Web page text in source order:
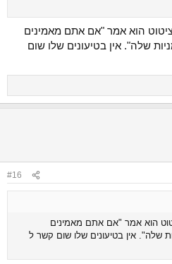
הוא אמר "אם אתם מאמינים
שלה". אין בטיעונים שלו שום
#16
הוא אמר "אם אתם מאמינים
שלה". אין בטיעונים שלו שום קשר ל